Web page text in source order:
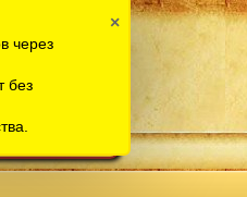
10:00 до 21:00
через
без
×